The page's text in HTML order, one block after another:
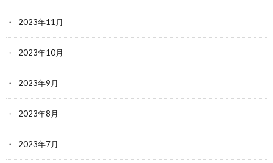
2023年11月
2023年10月
2023年9月
2023年8月
2023年7月